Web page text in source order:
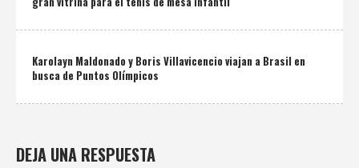
Karolayn Maldonado y Boris Villavicencio viajan a Brasil en
busca de Puntos Olímpicos
DEJA UNA RESPUESTA